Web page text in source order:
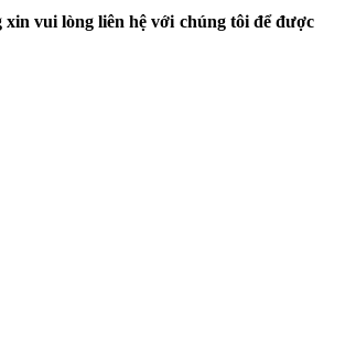
vui lòng liên hệ với chúng tôi để được